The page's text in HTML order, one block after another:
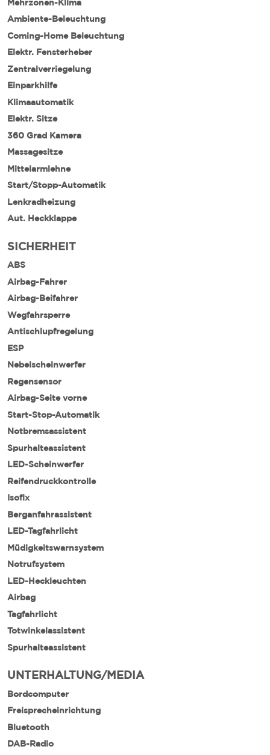
Mehrzonen-Klima
Ambiente-Beleuchtung
Coming-Home Beleuchtung
Elektr. Fensterheber
Zentralverriegelung
Einparkhilfe
Klimaautomatik
Elektr. Sitze
360 Grad Kamera
Massagesitze
Mittelarmlehne
Start/Stopp-Automatik
Lenkradheizung
Aut. Heckklappe
SICHERHEIT
ABS
Airbag-Fahrer
Airbag-Beifahrer
Wegfahrsperre
Antischlupfregelung
ESP
Nebelscheinwerfer
Regensensor
Airbag-Seite vorne
Start-Stop-Automatik
Notbremsassistent
Spurhalteassistent
LED-Scheinwerfer
Reifendruckkontrolle
Isofix
Berganfahrassistent
LED-Tagfahrlicht
Müdigkeitswarnsystem
Notrufsystem
LED-Heckleuchten
Airbag
Tagfahrlicht
Totwinkelassistent
Spurhalteassistent
UNTERHALTUNG/MEDIA
Bordcomputer
Freisprecheinrichtung
Bluetooth
DAB-Radio